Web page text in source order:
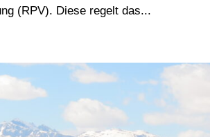
(RPV). Diese regelt das...